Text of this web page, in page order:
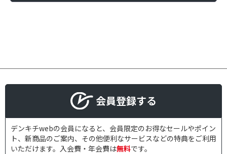
会員登録する
デンキチwebの会員になると、会員限定のお得なセールやポイン
ト、新商品のご案内、その他便利なサービスなどの特典をご利用
いただけます。入会費・年会費は無料です。